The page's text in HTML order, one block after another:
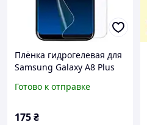
Плёнка гидрогелевая для
Samsung Galaxy A8 Plus
глянцевая на самсунг а8
Готово к отправке
175₴